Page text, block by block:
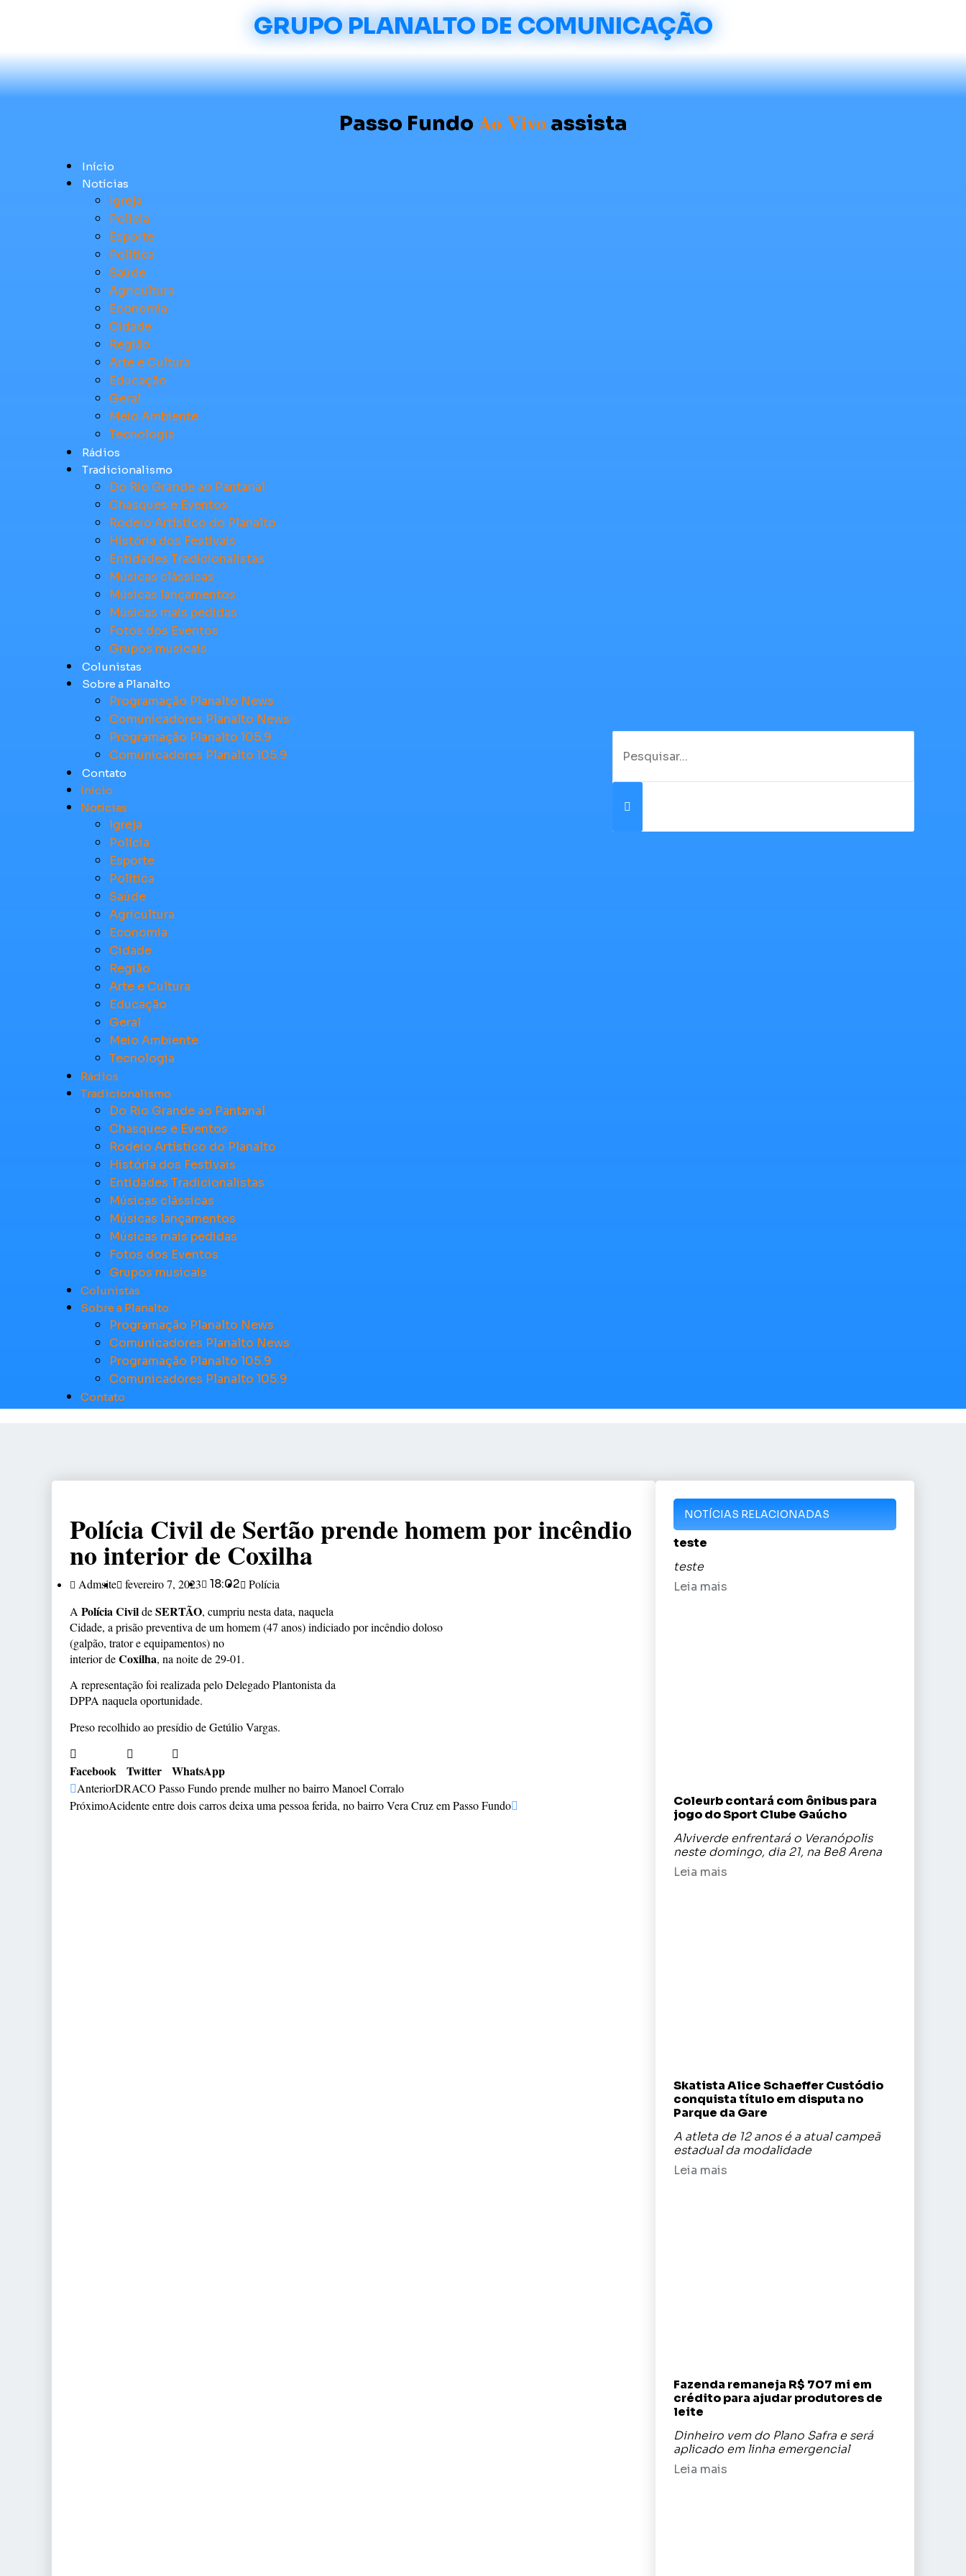
GRUPO PLANALTO DE COMUNICAÇÃO
Passo Fundo Ao Vivo assista
Início
Notícias
Igreja
Polícia
Esporte
Política
Saúde
Agricultura
Economia
Cidade
Região
Arte e Cultura
Educação
Geral
Meio Ambiente
Tecnologia
Rádios
Tradicionalismo
Do Rio Grande ao Pantanal
Chasques e Eventos
Rodeio Artístico do Planalto
História dos Festivais
Entidades Tradicionalistas
Músicas clássicas
Músicas lançamentos
Músicas mais pedidas
Fotos dos Eventos
Grupos musicais
Colunistas
Sobre a Planalto
Programação Planalto News
Comunicadores Planalto News
Programação Planalto 105.9
Comunicadores Planalto 105.9
Contato
Início
Notícias
Igreja
Polícia
Esporte
Política
Saúde
Agricultura
Economia
Cidade
Região
Arte e Cultura
Educação
Geral
Meio Ambiente
Tecnologia
Rádios
Tradicionalismo
Do Rio Grande ao Pantanal
Chasques e Eventos
Rodeio Artístico do Planalto
História dos Festivais
Entidades Tradicionalistas
Músicas clássicas
Músicas lançamentos
Músicas mais pedidas
Fotos dos Eventos
Grupos musicais
Colunistas
Sobre a Planalto
Programação Planalto News
Comunicadores Planalto News
Programação Planalto 105.9
Comunicadores Planalto 105.9
Contato
Polícia Civil de Sertão prende homem por incêndio
no interior de Coxilha
Admsite fevereiro 7, 2023 18:02
Polícia
A Polícia CivildeSERTÃO, cumpriu nesta data, naquela
Cidade, a prisão preventiva de um homem (47 anos) indiciado por incêndio doloso
(galpão, trator e equipamentos) no
interior deCoxilha, na noite de 29-01.
A representação foi realizada pelo Delegado Plantonista da
DPPA naquela oportunidade.
Preso recolhido ao presídio de Getúlio Vargas.
Facebook Twitter WhatsApp
AnteriorDRACO Passo Fundo prende mulher no bairro Manoel Corralo
PróximoAcidente entre dois carros deixa uma pessoa ferida, no bairro Vera Cruz em Passo Fundo
NOTÍCIAS RELACIONADAS
teste
teste
Leia mais
Coleurb contará com ônibus para
jogo do Sport Clube Gaúcho
Alviverde enfrentará o Veranópolis
neste domingo, dia 21, na Be8 Arena
Leia mais
Skatista Alice Schaeffer Custódio
conquista título em disputa no
Parque da Gare
A atleta de 12 anos é a atual campeã
estadual da modalidade
Leia mais
Fazenda remaneja R$ 707 mi em
crédito para ajudar produtores de
leite
Dinheiro vem do Plano Safra e será
aplicado em linha emergencial
Leia mais